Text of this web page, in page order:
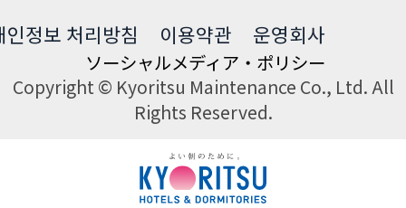
인정보 처리방침 이용약관 운영회사
ソーシャルメディア・ポリシー
Copyright © Kyoritsu Maintenance Co., Ltd. All
Rights Reserved.